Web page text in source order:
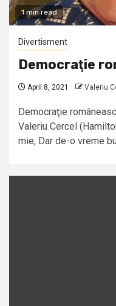
1 min read
Divertisment
Democraţie
April 8, 2021 Valeriu
Democraţie
Valeriu Cercel
mie, Dar de-o vreme